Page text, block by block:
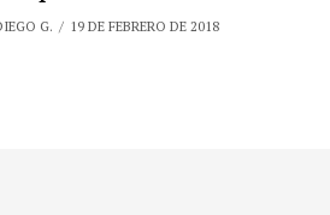
G. 19 DE FEBRERO DE 2018